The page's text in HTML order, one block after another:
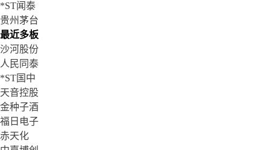
*ST闻泰
贵州茅台
最近多板
沙河股份
人民同泰
*ST国中
天音控股
金种子酒
福日电子
赤天化